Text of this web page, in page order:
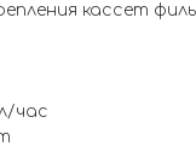
кассет
час